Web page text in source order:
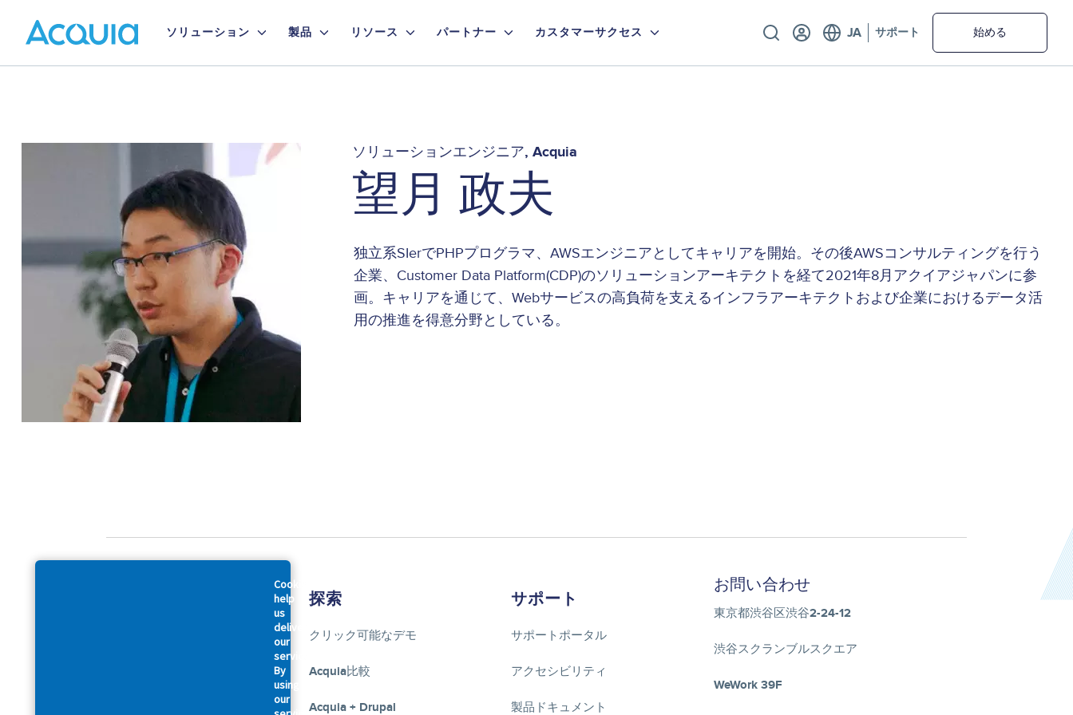
main
content
Cookies
help
us
deliver
our
services.
By
using
our
Primary
ソリューション 製品 リソース パートナー カスタマーサクセス Utility サポート 始める
ソリューションエンジニア Acquia
望月 政夫
独立系SIerでPHPプログラマ、AWSエンジニアとしてキャリアを開始。その後AWSコンサルティングを行う
企業、Customer Data Platform(CDP)のソリューションアーキテクトを経て2021年8月アクイアジャパンに参
画。キャリアを通じて、Webサービスの高負荷を支えるインフラアーキテクトおよび企業におけるデータ活
用の推進を得意分野としている。
探索
クリック可能なデモ
Acquia比較
Acquia + Drupal
サポート
サポートポータル
アクセシビリティ
製品ドキュメント
お問い合わせ
東京都渋谷区渋谷2-24-12
渋谷スクランブルスクエア
WeWork 39F